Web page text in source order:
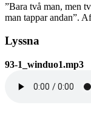
”Bara två man, men
man tappar andan”.
Lyssna
93-1_winduo1.mp3